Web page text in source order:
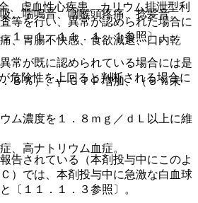
、虚血性心疾患、カリウム排泄型利
等を行い、異常が認められた場合に
１．１、１１．１．１参照〕。
常が既に認められている場合には是
危険性を上回ると判断される場合に
ム濃度を１．８ｍｇ／ｄＬ以上に維
告されている（本剤投与中にこのよ
）では、本剤投与中に急激な白血球
〔１１．１．３参照〕。
、喘鳴音、咽喉頭疼痛、捻髪音。
、胃腸不快感、食欲減退、口内乾
８％）、γ−ＧＴＰ増加、（５％未
、高ナトリウム血症。